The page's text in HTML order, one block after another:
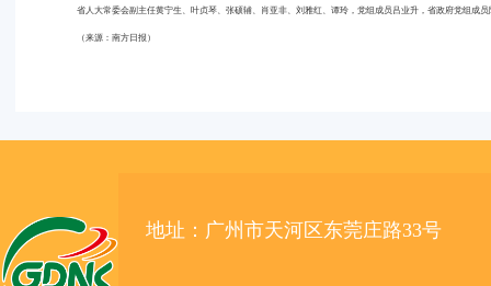
省人大常委会副主任黄宁生、叶贞琴、张硕辅、肖亚非、刘雅红、谭玲，党组成员吕业升，省政府党组
（来源：南方日报）
地址：广州市天河区东莞庄路33号